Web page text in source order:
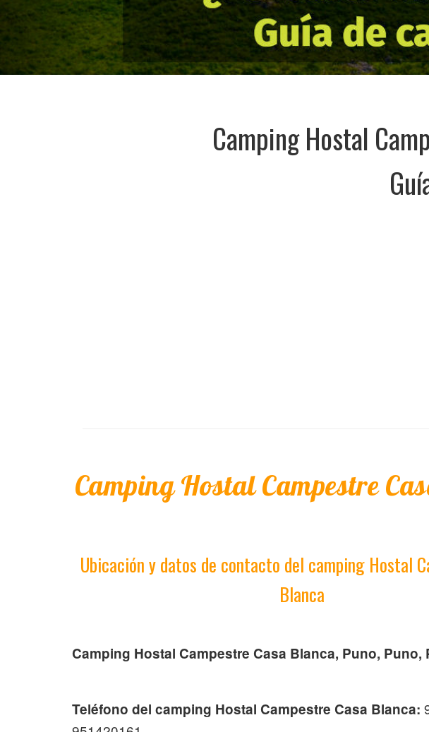
Camping Hostal
Camping Hostal Campestre
Ubicación y datos de contacto del camping Hostal
Blanca
Camping Hostal Campestre Casa Blanca, Puno, Puno,
Teléfono del camping Hostal Campestre Casa Blanca: